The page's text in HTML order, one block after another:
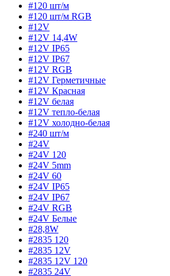
#120 шт/м
#120 шт/м RGB
#12V
#12V 14,4W
#12V IP65
#12V IP67
#12V RGB
#12V Герметичные
#12V Красная
#12V белая
#12V тепло-белая
#12V холодно-белая
#240 шт/м
#24V
#24V 120
#24V 5mm
#24V 60
#24V IP65
#24V IP67
#24V RGB
#24V Белые
#28,8W
#2835 120
#2835 12V
#2835 12V 120
#2835 24V